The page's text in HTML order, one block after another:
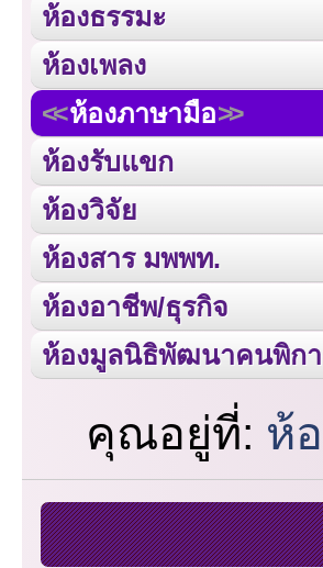
ห้องธรรมะ
ห้องเพลง
ห้องภาษามือ
ห้องรับแขก
ห้องวิจัย
ห้องสาร มพพท.
ห้องอาชีพ/ธุรกิจ
ห้องมูลนิธิพัฒนาคนพิกา
คุณอยู่ที่: ห้